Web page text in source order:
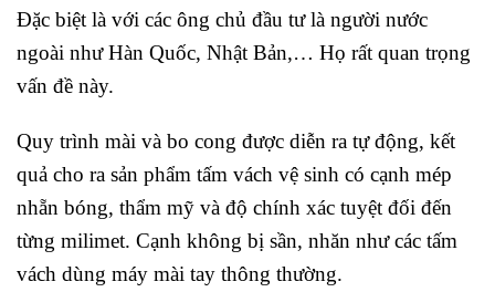
Đặc biệt là với các ông chủ đầu tư là người nước
ngoài như Hàn Quốc, Nhật Bản,… Họ rất quan trọng
vấn đề này.
Quy trình mài và bo cong được diễn ra tự động, kết
quả cho ra sản phẩm tấm vách vệ sinh có cạnh mép
nhẵn bóng, thẩm mỹ và độ chính xác tuyệt đối đến
từng milimet. Cạnh không bị sần, nhăn như các tấm
vách dùng máy mài tay thông thường.